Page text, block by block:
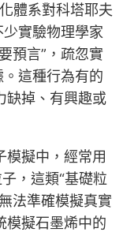
體系對科塔耶夫
少實驗物理學家
預言”，疏忽實
。這種行為有的
缺掉、有興趣或
模擬中，經常用
，這類“基礎粒
法準確模擬真實
模擬石墨烯中的